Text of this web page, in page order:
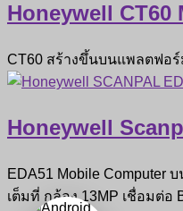
Honeywell CT60
CT60 สร้างขึ้นบนแพลตฟอร์
Honeywell
EDA51 Mobile Computer
เต็มที่ กล้อง 13MP เชื่อมต่อ